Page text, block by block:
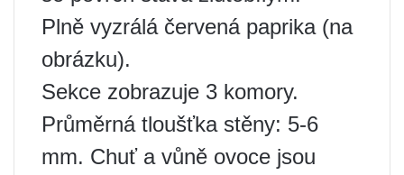
Plně vyzrálá červená paprika (na
obrázku).
Sekce zobrazuje 3 komory.
Průměrná tloušťka stěny: 5-6
mm. Chuť a vůně ovoce jsou